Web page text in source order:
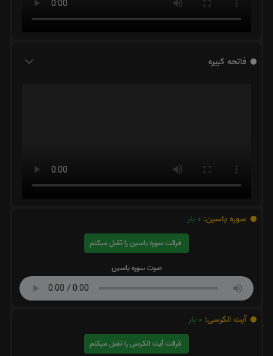
فاتحه کبیره
سوره یاسین: 0 بار
قرائت سوره یاسین را تقبل میکنم
صوت سوره یاسین
آیت الکرسی: 0 بار
قرائت آیت الکرسی را تقبل میکنم